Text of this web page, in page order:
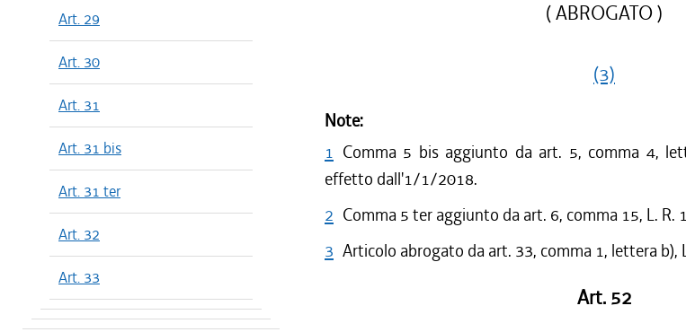
Art. 29
Art. 30
Art. 31
Art. 31 bis
Art. 31 ter
Art. 32
Art. 33
( ABROGATO )
(3)
Note:
1 Comma 5 bis aggiunto da art. 5, comma 4,
effetto dall'1/1/2018.
2 Comma 5 ter aggiunto da art. 6, comma 15, L. R.
3 Articolo abrogato da art. 33, comma 1, lettera b),
Art. 52